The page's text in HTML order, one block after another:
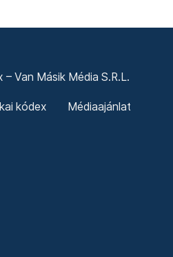
Van Másik Média S.R.L.
kódex Médiaajánlat